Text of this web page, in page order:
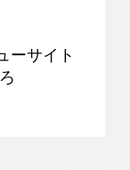
ーサイト